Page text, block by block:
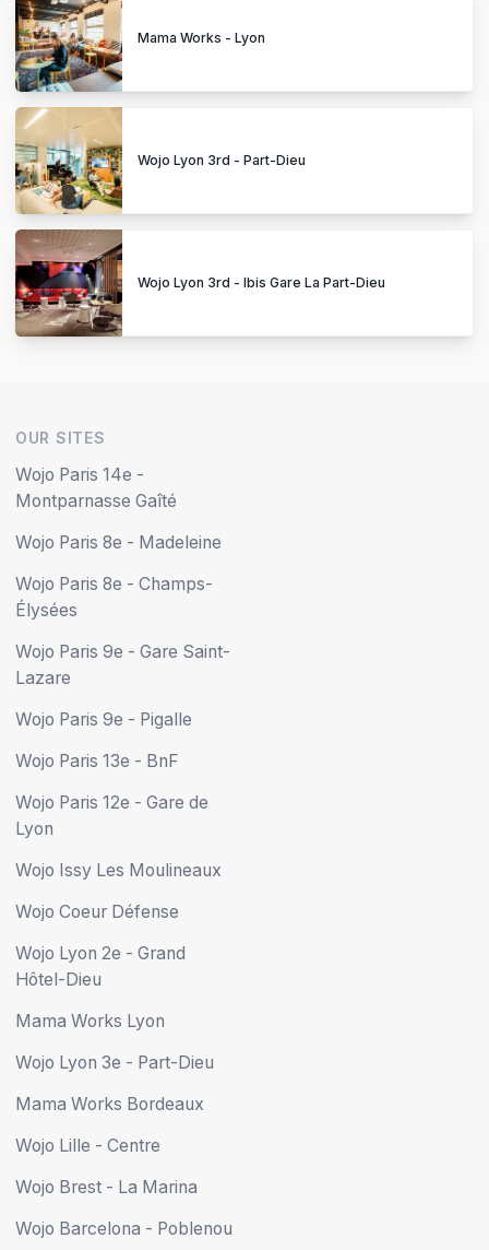
Mama Works - Lyon
Wojo Lyon 3rd - Part-Dieu
Wojo Lyon 3rd - Ibis Gare La Part-Dieu
OUR SITES
Wojo Paris 14e -
Montparnasse Gaîté
Wojo Paris 8e - Madeleine
Wojo Paris 8e - Champs-
Élysées
Wojo Paris 9e - Gare Saint-
Lazare
Wojo Paris 9e - Pigalle
Wojo Paris 13e - BnF
Wojo Paris 12e - Gare de
Lyon
Wojo Issy Les Moulineaux
Wojo Coeur Défense
Wojo Lyon 2e - Grand
Hôtel-Dieu
Mama Works Lyon
Wojo Lyon 3e - Part-Dieu
Mama Works Bordeaux
Wojo Lille - Centre
Wojo Brest - La Marina
Wojo Barcelona - Poblenou